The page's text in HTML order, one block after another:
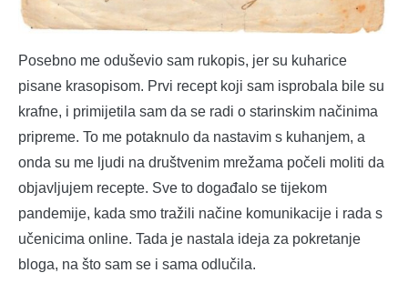
Posebno me oduševio sam rukopis, jer su kuharice
pisane krasopisom. Prvi recept koji sam isprobala bile su
krafne, i primijetila sam da se radi o starinskim načinima
pripreme. To me potaknulo da nastavim s kuhanjem, a
onda su me ljudi na društvenim mrežama počeli moliti da
objavljujem recepte. Sve to događalo se tijekom
pandemije, kada smo tražili načine komunikacije i rada s
učenicima online. Tada je nastala ideja za pokretanje
bloga, na što sam se i sama odlučila.